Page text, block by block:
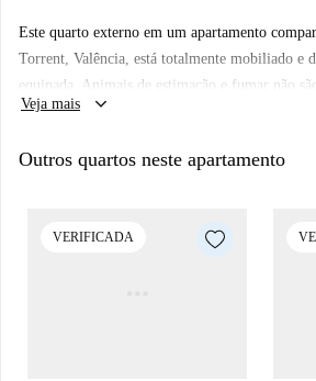
Este quarto externo em um apartamento
Torrent, Valência, está totalmente mobiliado e
equipada. Animais de estimação e fumar não
propriedade foi verificada pessoalmente pela
A propriedade está localizada em uma área
interesse próximos incluem os supermercados
pizzaria Toni e o restaurante Tabaco El Pilar.
Veja mais keyboard_arrow_down
Outros quartos neste apartamento
VERIFICADA